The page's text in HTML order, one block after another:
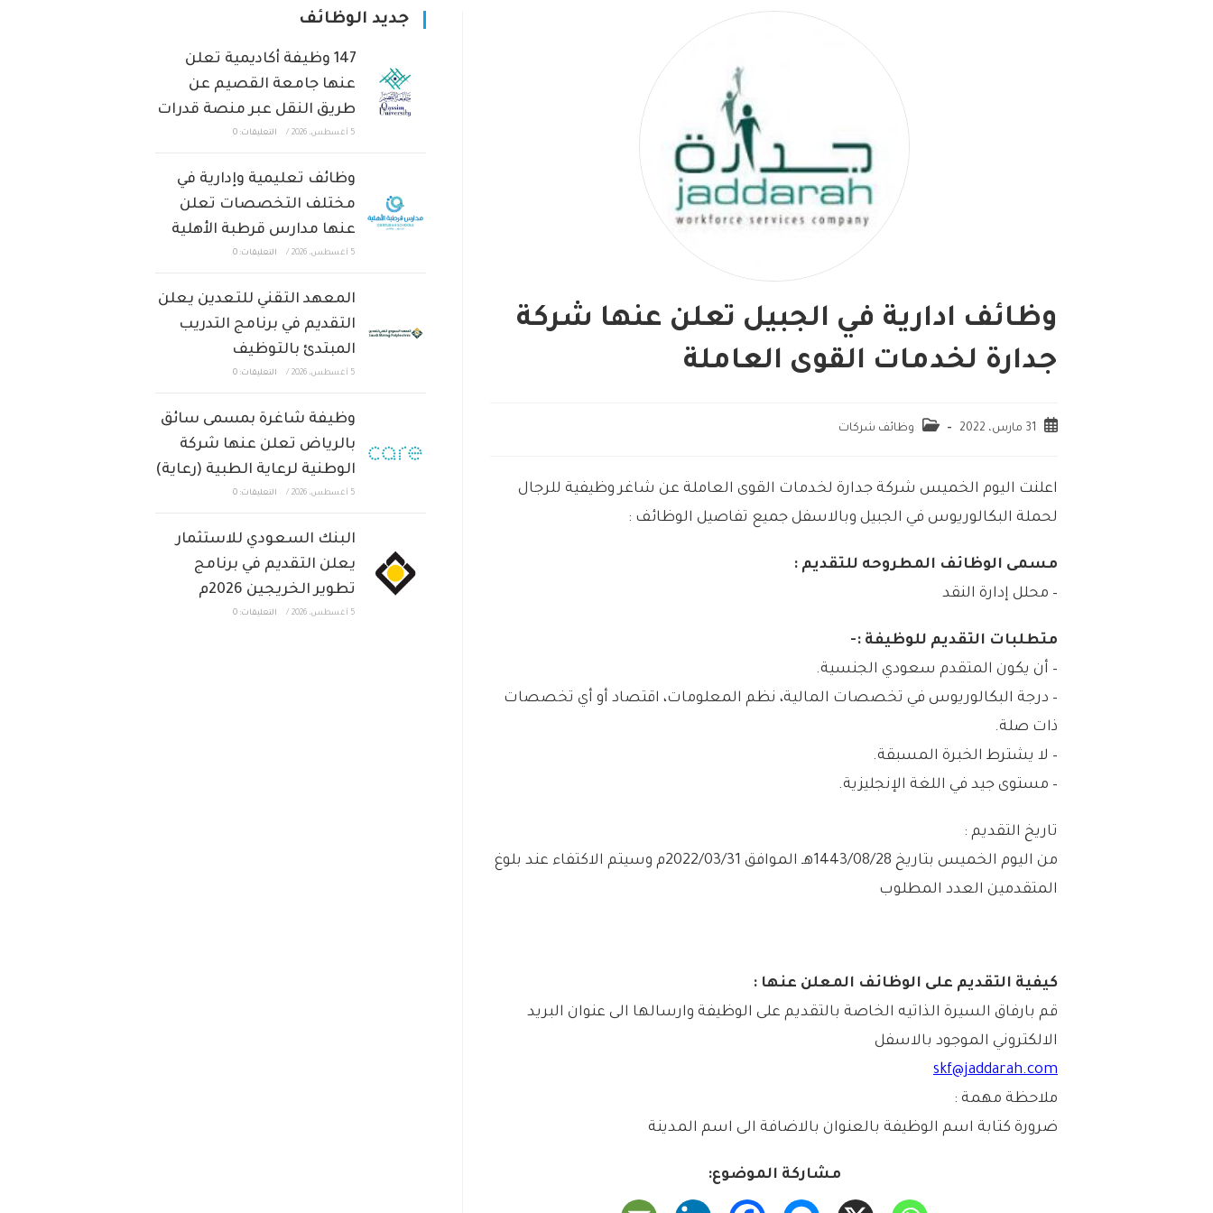
وظائف ادارية في الجبيل تعلن عنها شركة
جدارة لخدمات القوى العاملة
31 مارس، 2022 وظائف شركات
اعلنت اليوم الخميس شركة جدارة لخدمات القوى العاملة عن شاغر وظيفية للرجال
لحملة البكالوريوس في الجبيل وبالاسفل جميع تفاصيل الوظائف :
مسمى الوظائف المطروحه للتقديم :
– محلل إدارة النقد
متطلبات التقديم للوظيفة :-
– أن يكون المتقدم سعودي الجنسية.
– درجة البكالوريوس في تخصصات المالية، نظم المعلومات، اقتصاد أو أي تخصصات
ذات صلة.
– لا يشترط الخبرة المسبقة.
– مستوى جيد في اللغة الإنجليزية.
تاريخ التقديم :
من اليوم الخميس بتاريخ 1443/08/28هـ الموافق 2022/03/31م وسيتم الاكتفاء عند بلوغ
المتقدمين العدد المطلوب
كيفية التقديم على الوظائف المعلن عنها :
قم بارفاق السيرة الذاتيه الخاصة بالتقديم على الوظيفة وارسالها الى عنوان البريد
الالكتروني الموجود بالاسفل
skf@jaddarah.com
ملاحظة مهمة :
ضرورة كتابة اسم الوظيفة بالعنوان بالاضافة الى اسم المدينة
مشاركة الموضوع:
جديد الوظائف
147 وظيفة أكاديمية تعلن
عنها جامعة القصيم عن
طريق النقل عبر منصة قدرات
5 أغسطس، 2026 / التعليقات: 0
وظائف تعليمية وإدارية في
مختلف التخصصات تعلن
عنها مدارس قرطبة الأهلية
5 أغسطس، 2026 / التعليقات: 0
المعهد التقني للتعدين يعلن
التقديم في برنامج التدريب
المبتدئ بالتوظيف
5 أغسطس، 2026 / التعليقات: 0
وظيفة شاغرة بمسمى سائق
بالرياض تعلن عنها شركة
الوطنية لرعاية الطبية (رعاية)
5 أغسطس، 2026 / التعليقات: 0
البنك السعودي للاستثمار
يعلن التقديم في برنامج
تطوير الخريجين 2026م
5 أغسطس، 2026 / التعليقات: 0